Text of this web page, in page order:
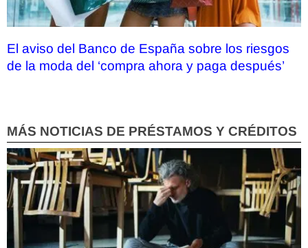
El aviso del Banco de España sobre los riesgos
de la moda del ‘compra ahora y paga después’
MÁS NOTICIAS DE PRÉSTAMOS Y CRÉDITOS